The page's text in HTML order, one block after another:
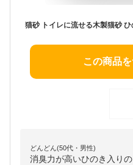
この商品
どんどん(50代・男性)
消臭力が高いひのき入り